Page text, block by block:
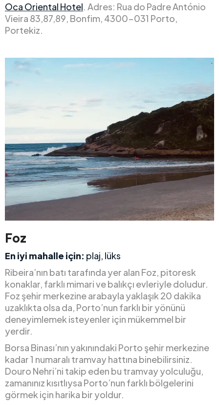
Oca Oriental Hotel. Adres: Rua do Padre António
Vieira 83,87,89, Bonfim, 4300-031 Porto,
Portekiz.
Foz
En iyi mahalle için: plaj, lüks
Ribeira’nın batı tarafında yer alan Foz, pitoresk
konaklar, farklı mimari ve balıkçı evleriyle doludur.
Foz şehir merkezine arabayla yaklaşık 20 dakika
uzaklıkta olsa da, Porto’nun farklı bir yönünü
deneyimlemek isteyenler için mükemmel bir
yerdir.
Borsa Binası’nın yakınındaki Porto şehir merkezine
kadar 1 numaralı tramvay hattına binebilirsiniz.
Douro Nehri’ni takip eden bu tramvay yolculuğu,
zamanınız kısıtlıysa Porto’nun farklı bölgelerini
görmek için harika bir yoldur.